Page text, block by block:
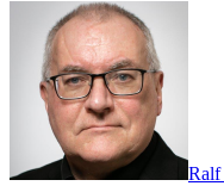
Ralf